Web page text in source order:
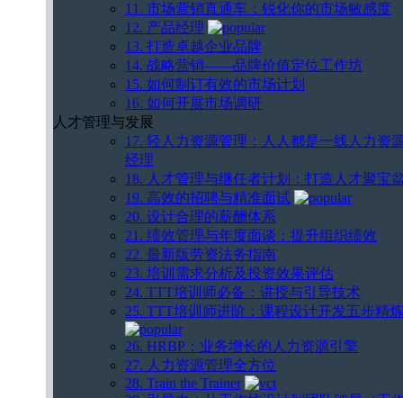
11. 市场营销直通车：锐化你的市场敏感度
12. 产品经理
13. 打造卓越企业品牌
14. 战略营销——品牌价值定位工作坊
15. 如何制订有效的市场计划
16. 如何开展市场调研
人才管理与发展
17. 轻人力资源管理：人人都是一线人力资
经理
18. 人才管理与继任者计划：打造人才聚宝
19. 高效的招聘与精准面试
20. 设计合理的薪酬体系
21. 绩效管理与年度面谈：提升组织绩效
22. 最新版劳资法务指南
23. 培训需求分析及投资效果评估
24. TTT培训师必备：讲授与引导技术
25. TTT培训师进阶：课程设计开发五步精炼
26. HRBP：业务增长的人力资源引擎
27. 人力资源管理全方位
28. Train the Trainer